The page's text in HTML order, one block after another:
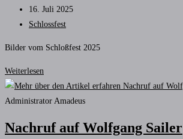
Autor:
Beitrag
veröffentlicht:
16. Juli 2025
Beitrags-
Schlossfest
Bilder vom Schloßfest 2025
Weiterlesen
vom
Schloßfest
Administrator Amadeus
Nachruf auf Wolfgang Sailer